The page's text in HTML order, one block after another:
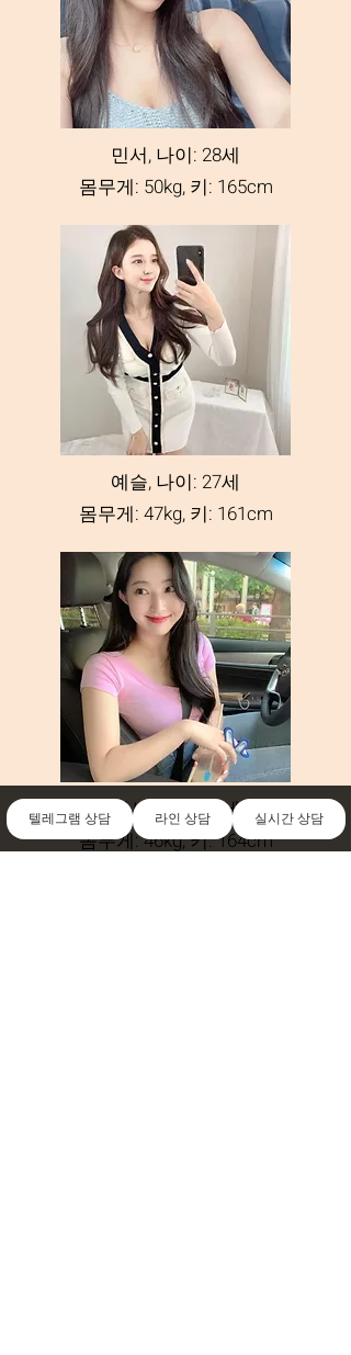
텔레그램 상담 라인 상담 실시간 상담
민서, 나이: 28세
몸무게: 50kg, 키: 165cm
예슬, 나이: 27세
몸무게: 47kg, 키: 161cm
영서, 나이: 27세
몸무게: 46kg, 키: 164cm